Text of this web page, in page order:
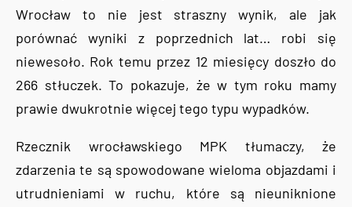
Wrocław to nie jest straszny wynik, ale jak
porównać wyniki z poprzednich lat… robi się
niewesoło. Rok temu przez 12 miesięcy doszło do
266 stłuczek. To pokazuje, że w tym roku mamy
prawie dwukrotnie więcej tego typu wypadków.
Rzecznik wrocławskiego MPK tłumaczy, że
zdarzenia te są spowodowane wieloma objazdami i
utrudnieniami w ruchu, które są nieuniknione